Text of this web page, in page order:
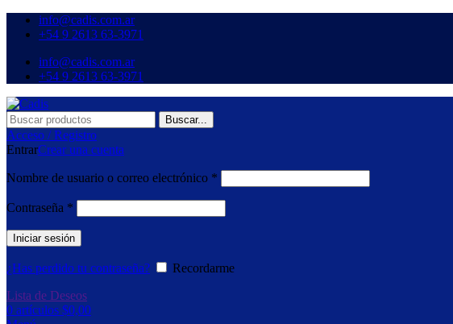
info@cadis.com.ar
‪+54 9 2613 63‑3971‬
info@cadis.com.ar
‪+54 9 2613 63‑3971‬
Buscar...
Acceso / Registro
EntrarCrear una cuenta
Nombre de usuario o correo electrónico *
Contraseña *
Iniciar sesión
¿Has perdido tu contraseña?
Recordarme
Lista de Deseos
0 artículos $0,00